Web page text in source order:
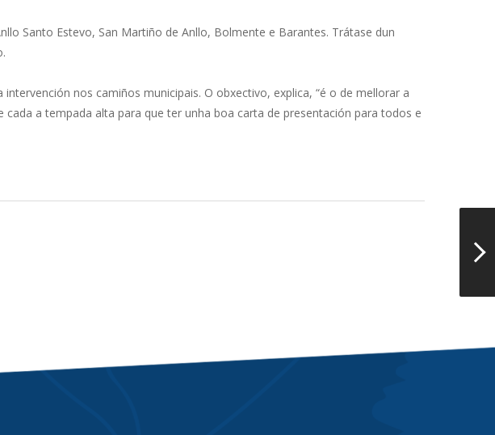
Santo Estevo, San Martiño de Anllo, Bolmente e Barantes. Trátase dun
nos camiños municipais. O obxectivo, explica, “é o de mellorar a
a tempada alta para que ter unha boa carta de presentación para todos e